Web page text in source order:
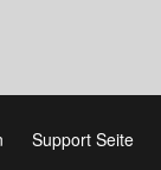
Support Seite